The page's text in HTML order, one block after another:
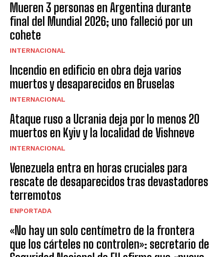
Mueren 3 personas en Argentina durante
final del Mundial 2026; uno falleció por un
cohete
INTERNACIONAL
Incendio en edificio en obra deja varios
muertos y desaparecidos en Bruselas
INTERNACIONAL
Ataque ruso a Ucrania deja por lo menos 20
muertos en Kyiv y la localidad de Vishneve
INTERNACIONAL
Venezuela entra en horas cruciales para
rescate de desaparecidos tras devastadores
terremotos
ENPORTADA
«No hay un solo centímetro de la frontera
que los cárteles no controlen»: secretario de